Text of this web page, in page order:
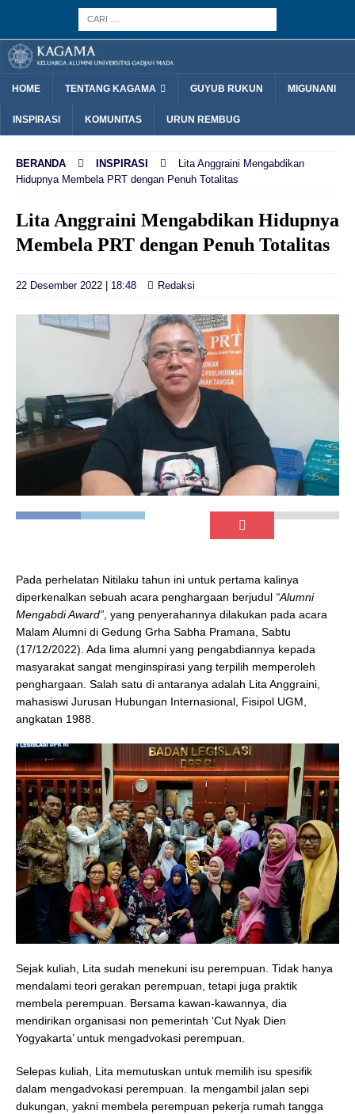
HOME TENTANG KAGAMA GUYUB RUKUN MIGUNANI
INSPIRASI KOMUNITAS URUN REMBUG
BERANDA INSPIRASI
Lita Anggraini Mengabdikan
Hidupnya Membela PRT dengan Penuh Totalitas
Lita Anggraini Mengabdikan Hidupnya
Membela PRT dengan Penuh Totalitas
22 Desember 2022 | 18:48 Redaksi
Pada perhelatan Nitilaku tahun ini untuk pertama kalinya
diperkenalkan sebuah acara penghargaan berjudul “Alumni
Mengabdi Award” , yang penyerahannya dilakukan pada acara
Malam Alumni di Gedung Grha Sabha Pramana, Sabtu
(17/12/2022). Ada lima alumni yang pengabdiannya kepada
masyarakat sangat menginspirasi yang terpilih memperoleh
penghargaan. Salah satu di antaranya adalah Lita Anggraini,
mahasiswi Jurusan Hubungan Internasional, Fisipol UGM,
angkatan 1988.
Sejak kuliah, Lita sudah menekuni isu perempuan. Tidak hanya
mendalami teori gerakan perempuan, tetapi juga praktik
membela perempuan. Bersama kawan-kawannya, dia
mendirikan organisasi non pemerintah ‘Cut Nyak Dien
Yogyakarta’ untuk mengadvokasi perempuan.
Selepas kuliah, Lita memutuskan untuk memilih isu spesifik
dalam mengadvokasi perempuan. Ia mengambil jalan sepi
dukungan, yakni membela perempuan pekerja rumah tangga